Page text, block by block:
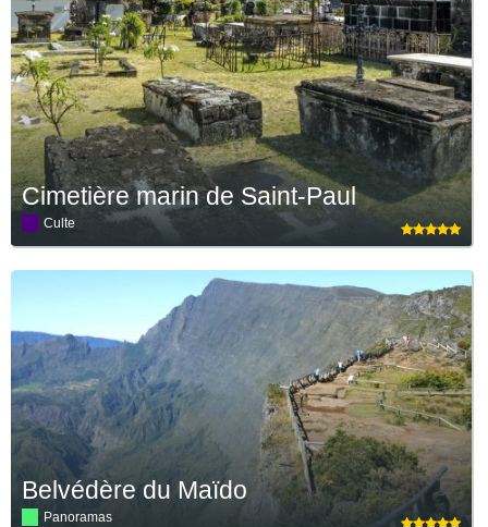
Cimetière marin de Saint-Paul
Culte
Belvédère du Maïdo
Panoramas